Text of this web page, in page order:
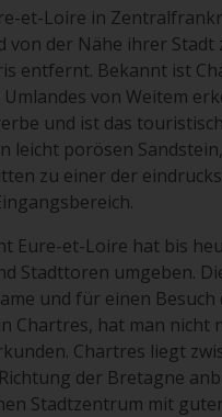
et-Loire in
von der Nähe ihrer
entfernt. Bekannt ist
von Weitem
und ist das
leicht porösen
zu einer der
Eure-et-Loire hat bis
Stadttoren umgeben.
und für einen
Chartres, hat man
Chartres liegt
der Bretagne
Stadtzentrum mit guter